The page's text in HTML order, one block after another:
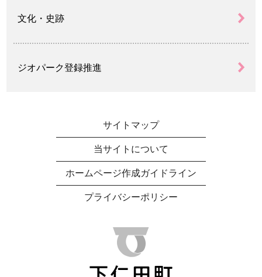
文化・史跡
ジオパーク登録推進
サイトマップ
当サイトについて
ホームページ作成ガイドライン
プライバシーポリシー